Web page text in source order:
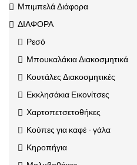
Μπιμπελά Διάφορα
ΔΙΑΦΟΡΑ
Ρεσό
Μπουκαλάκια Διακοσμητικά
Κουτάλες Διακοσμητικές
Εκκλησάκια Εικονίτσες
Χαρτοπετσετοθήκες
Κούπες για καφέ - γάλα
Κηροπήγια